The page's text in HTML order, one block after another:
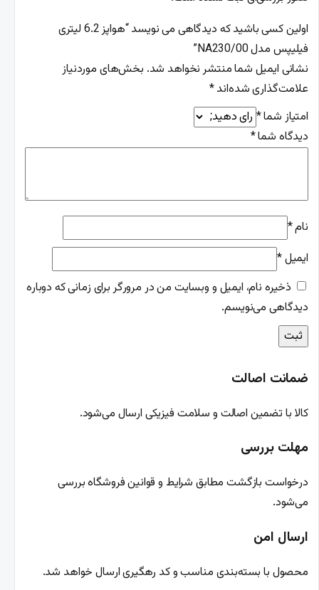
اولین کسی باشید که دیدگاهی می نویسد “هواپز 6.2 لیتری
فیلیپس مدل NA230/00”
نشانی ایمیل شما منتشر نخواهد شد. بخش‌های موردنیاز
علامت‌گذاری شده‌اند*
امتیاز شما*
دیدگاه شما*
نام*
ایمیل*
ذخیره نام، ایمیل و وبسایت من در مرورگر برای زمانی که دوباره
دیدگاهی می‌نویسم.
ضمانت اصالت
کالا با تضمین اصالت و سلامت فیزیکی ارسال می‌شود.
مهلت بررسی
درخواست بازگشت مطابق شرایط و قوانین فروشگاه بررسی
می‌شود.
ارسال امن
محصول با بسته‌بندی مناسب و کد رهگیری ارسال خواهد شد.